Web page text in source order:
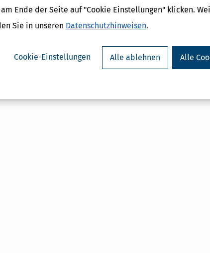
Ende der Seite auf "Cookie Einstellungen" klicken.
Sie in unseren Datenschutzhinweisen.
Cookie-Einstellungen Alle ablehnen Alle